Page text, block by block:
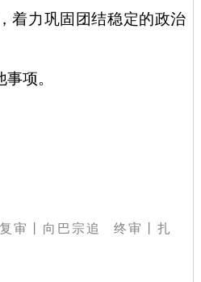
着力巩固团结稳定的政治
项。
审丨向巴宗追 终审丨扎